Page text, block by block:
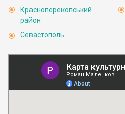
Красноперекопський
район
Севастополь